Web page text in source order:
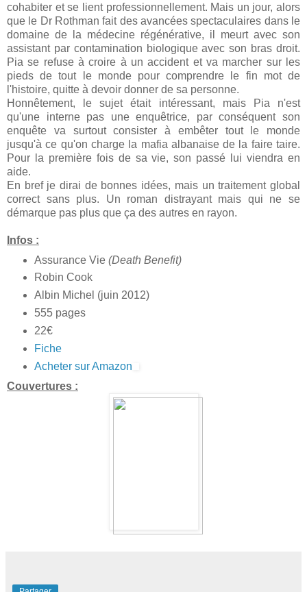
cohabiter et se lient professionnellement. Mais un jour, alors
que le Dr Rothman fait des avancées spectaculaires dans le
domaine de la médecine régénérative, il meurt avec son
assistant par contamination biologique avec son bras droit.
Pia se refuse à croire à un accident et va marcher sur les
pieds de tout le monde pour comprendre le fin mot de
l'histoire, quitte à devoir donner de sa personne.
Honnêtement, le sujet était intéressant, mais Pia n'est
qu'une interne pas une enquêtrice, par conséquent son
enquête va surtout consister à embêter tout le monde
jusqu'à ce qu'on charge la mafia albanaise de la faire taire.
Pour la première fois de sa vie, son passé lui viendra en
aide.
En bref je dirai de bonnes idées, mais un traitement global
correct sans plus. Un roman distrayant mais qui ne se
démarque pas plus que ça des autres en rayon.
Infos :
Assurance Vie (Death Benefit)
Robin Cook
Albin Michel (juin 2012)
555 pages
22€
Fiche
Acheter sur Amazon
Couvertures :